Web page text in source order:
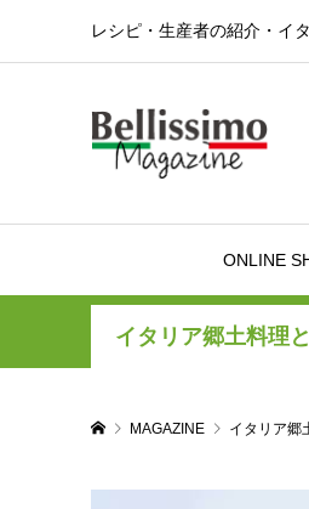
レシピ・生産者の紹介・イ
ONLINE
イタリア郷土料理
MAGAZINE イタリア郷